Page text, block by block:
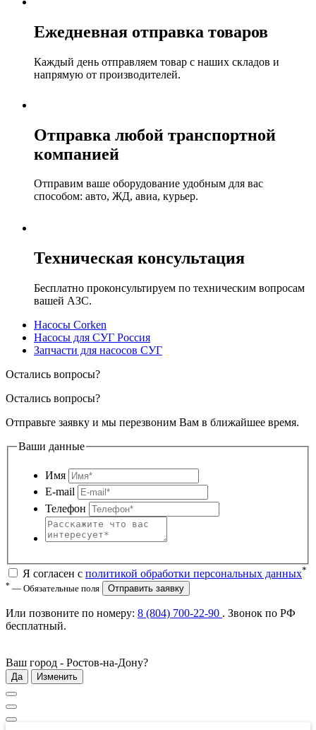
Ежедневная отправка товаров
Каждый день отправляем товар с наших складов и
напрямую от производителей.
Отправка любой транспортной
компанией
Отправим ваше оборудование удобным для вас
способом: авто, ЖД, авиа, курьер.
Техническая консультация
Бесплатно проконсультируем по техническим вопросам
вашей АЗС.
Насосы Corken
Насосы для СУГ Россия
Запчасти для насосов СУГ
Остались вопросы?
Остались вопросы?
Отправьте заявку и мы перезвоним Вам в ближайшее время.
Ваши данные
Имя
E-mail
Телефон
Я согласен с политикой обработки персональных данных*
* — Обязательные поля Отправить заявку
Или позвоните по номеру: 8 (804) 700-22-90 . Звонок по РФ
бесплатный.
Ваш город - Ростов-на-Дону?
Да Изменить